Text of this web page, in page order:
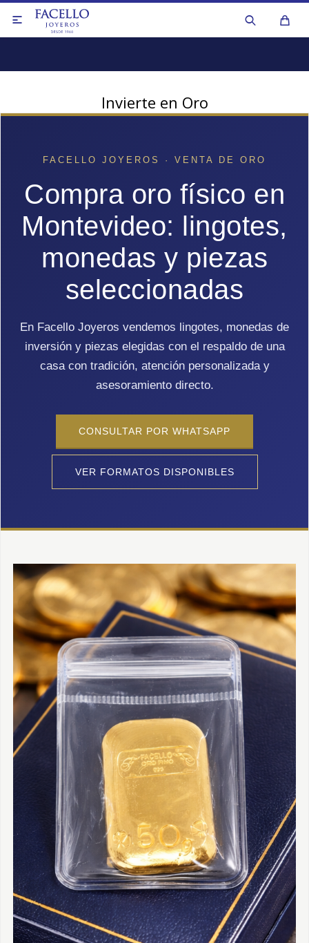

Invierte en Oro
FACELLO JOYEROS · VENTA DE ORO
Compra oro físico en
Montevideo: lingotes,
monedas y piezas
seleccionadas
En Facello Joyeros vendemos lingotes, monedas de
inversión y piezas elegidas con el respaldo de una
casa con tradición, atención personalizada y
asesoramiento directo.
CONSULTAR POR WHATSAPP
VER FORMATOS DISPONIBLES
Aros y caravanas
Collares y cadenas
Llaveros
Marcadores de libros
Anillos
Aros y caravanas
Pendientes y medallas
TISSOT
BULGARI
CARTIER
JAEGER-LECOULTRE
ROLEX
TAG HEUER
TUDOR
VACHERON & CONSTANTIN